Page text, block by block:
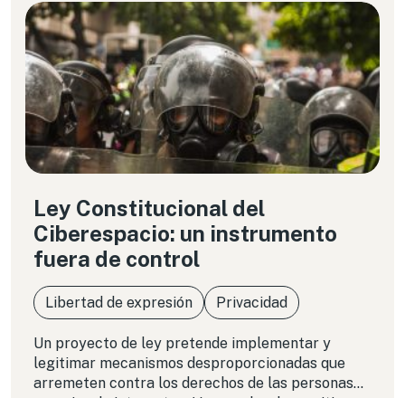
Ley Constitucional del
Ciberespacio: un instrumento
fuera de control
Libertad de expresión Privacidad
Un proyecto de ley pretende implementar y
legitimar mecanismos desproporcionadas que
arremeten contra los derechos de las personas